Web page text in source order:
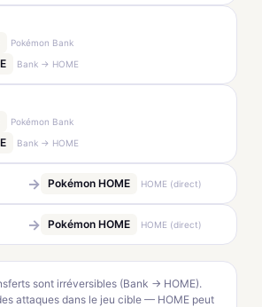
Pokémon Bank
Bank → HOME
Pokémon Bank
Bank → HOME
→ Pokémon HOME HOME (direct)
→ Pokémon HOME HOME (direct)
sont irréversibles (Bank → HOME).
attaques dans le jeu cible — HOME peut